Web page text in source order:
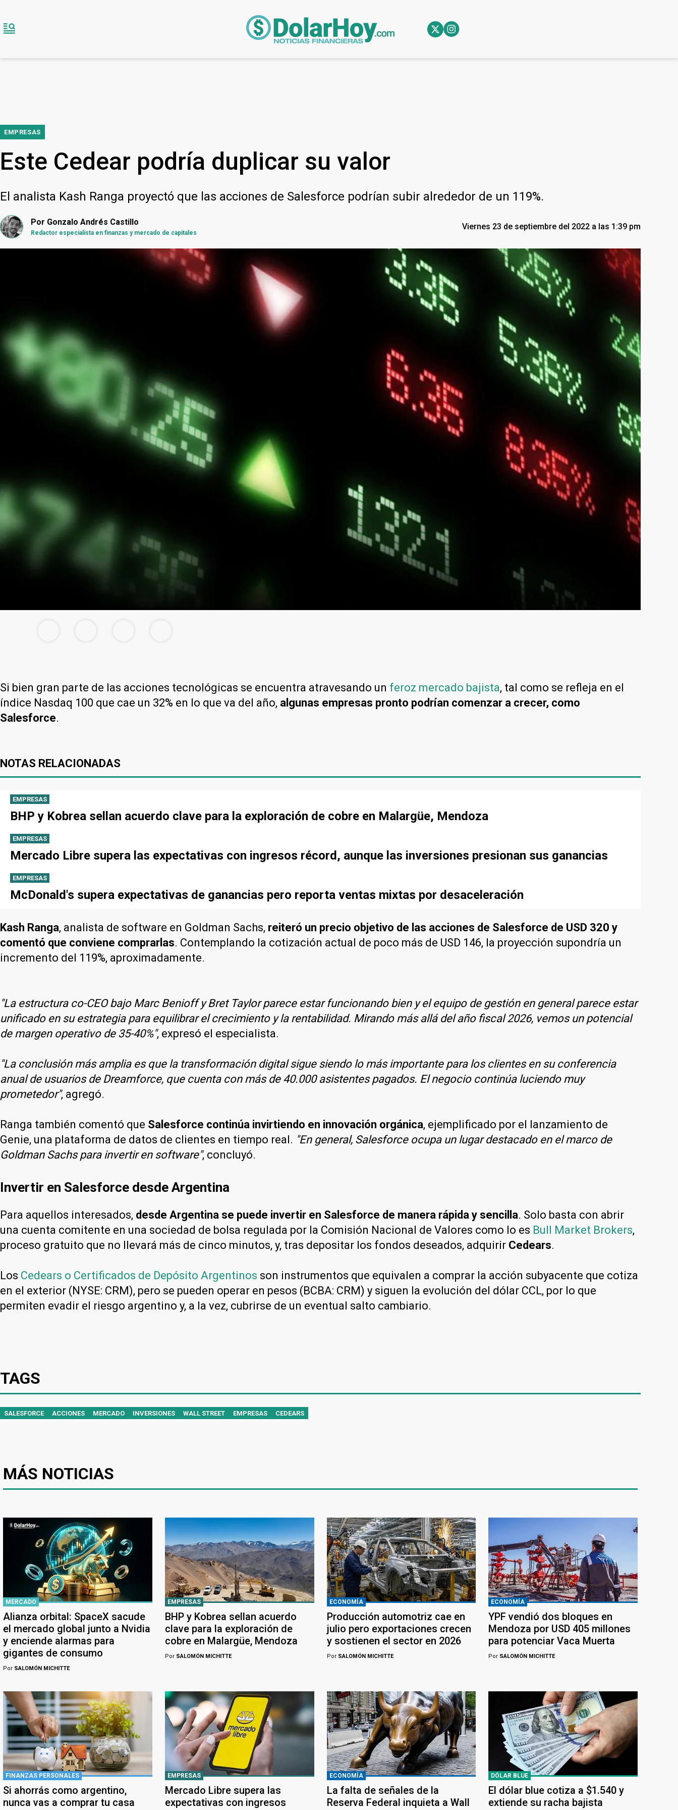
EMPRESAS
Este Cedear podría duplicar su valor
El analista Kash Ranga proyectó que las acciones de Salesforce podrían subir alrededor de un 119%.
Por Gonzalo Andrés Castillo
Redactor especialista en finanzas y mercado de capitales
Viernes 23 de septiembre del 2022 a las 1:39 pm
Si bien gran parte de las acciones tecnológicas se encuentra atravesando un feroz mercado bajista, tal como se refleja en el
índice Nasdaq 100 que cae un 32% en lo que va del año, algunas empresas pronto podrían comenzar a crecer, como
Salesforce.
NOTAS RELACIONADAS
EMPRESAS
BHP y Kobrea sellan acuerdo clave para la exploración de cobre en Malargüe, Mendoza
EMPRESAS
Mercado Libre supera las expectativas con ingresos récord, aunque las inversiones presionan sus ganancias
EMPRESAS
McDonald's supera expectativas de ganancias pero reporta ventas mixtas por desaceleración
Kash Ranga, analista de software en Goldman Sachs, reiteró un precio objetivo de las acciones de Salesforce de USD 320 y
comentó que conviene comprarlas. Contemplando la cotización actual de poco más de USD 146, la proyección supondría un
incremento del 119%, aproximadamente.
"La estructura co-CEO bajo Marc Benioff y Bret Taylor parece estar funcionando bien y el equipo de gestión en general parece estar
unificado en su estrategia para equilibrar el crecimiento y la rentabilidad. Mirando más allá del año fiscal 2026, vemos un potencial
de margen operativo de 35-40%", expresó el especialista.
"La conclusión más amplia es que la transformación digital sigue siendo lo más importante para los clientes en su conferencia
anual de usuarios de Dreamforce, que cuenta con más de 40.000 asistentes pagados. El negocio continúa luciendo muy
prometedor", agregó.
Ranga también comentó que Salesforce continúa invirtiendo en innovación orgánica, ejemplificado por el lanzamiento de
Genie, una plataforma de datos de clientes en tiempo real. "En general, Salesforce ocupa un lugar destacado en el marco de
Goldman Sachs para invertir en software", concluyó.
Invertir en Salesforce desde Argentina
Para aquellos interesados, desde Argentina se puede invertir en Salesforce de manera rápida y sencilla. Solo basta con abrir
una cuenta comitente en una sociedad de bolsa regulada por la Comisión Nacional de Valores como lo es Bull Market Brokers,
proceso gratuito que no llevará más de cinco minutos, y, tras depositar los fondos deseados, adquirir Cedears.
Los Cedears o Certificados de Depósito Argentinos son instrumentos que equivalen a comprar la acción subyacente que cotiza
en el exterior (NYSE: CRM), pero se pueden operar en pesos (BCBA: CRM) y siguen la evolución del dólar CCL, por lo que
permiten evadir el riesgo argentino y, a la vez, cubrirse de un eventual salto cambiario.
TAGS
SALESFORCE ACCIONES MERCADO INVERSIONES WALL STREET EMPRESAS CEDEARS
MÁS NOTICIAS
MERCADO
Alianza orbital: SpaceX sacude
el mercado global junto a Nvidia
y enciende alarmas para
gigantes de consumo
Por SALOMÓN MICHITTE
EMPRESAS
BHP y Kobrea sellan acuerdo
clave para la exploración de
cobre en Malargüe, Mendoza
PorSALOMÓN MICHITTE
ECONOMÍA
Producción automotriz cae en
julio pero exportaciones crecen
y sostienen el sector en 2026
PorSALOMÓN MICHITTE
ECONOMÍA
YPF vendió dos bloques en
Mendoza por USD 405 millones
para potenciar Vaca Muerta
Por SALOMÓN MICHITTE
FINANZAS PERSONALES
Si ahorrás como argentino,
nunca vas a comprar tu casa
EMPRESAS
Mercado Libre supera las
expectativas con ingresos
ECONOMÍA
La falta de señales de la
Reserva Federal inquieta a Wall
DÓLAR BLUE
El dólar blue cotiza a $1.540 y
extiende su racha bajista